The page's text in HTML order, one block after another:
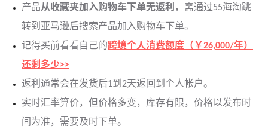
产品从收藏夹加入购物车下单无返利 ，需通过55海淘跳
转到亚马逊后搜索产品加入购物车下单。
记得买前看看自己的跨境个人消费额度（￥26,000/年）
还剩多少>>
返利通常会在发货后1到2天返回到个人帐户。
实时汇率算价，但价格多变，库存有限，价格以发布时
间为准，需要及时下单。